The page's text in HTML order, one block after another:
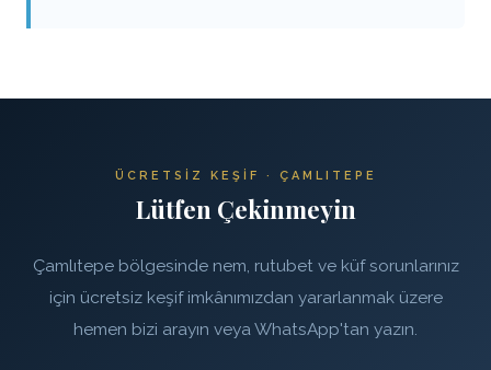
ÜCRETSIZ KEŞIF · ÇAMLITEPE
Lütfen Çekinmeyin
Çamlıtepe bölgesinde nem, rutubet ve küf sorunlarınız
için ücretsiz keşif imkânımızdan yararlanmak üzere
hemen bizi arayın veya WhatsApp'tan yazın.